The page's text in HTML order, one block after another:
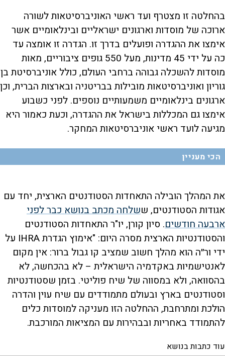
בהחלטה זו מצטרף ועד ראשי האוניברסיטאות לשורה
ארוכה של מוסדות וארגונים ישראליים ובינלאומיים אשר
אימצו את ההגדרה ופועלים בדרך זו. הגדרה זו אומצה עד
כה על ידי 45 מדינות, מעל 550 גופים ציבוריים, מאות
מוסדות להשכלה גבוהה ברחבי העולם, כולל אוניברסיטת בן
גוריון ואוניברסיטאות מובילות בבריטניה ובארצות הברית, וכן
ארגונים בינלאומיים משמעותיים נוספים. לפני כשבוע
אימצו גם המכללות בישראל את ההגדרה, וכעת כאמור היא
מגיעה לועד ראשי אוניברסיטאות המחקר.
הכי מעניין
את המהלך הובילה התאחדות הסטודנטים הארצית, יחד עם
אגודות הסטודנטים, ששלחה מכתב בנושא כבר לפני
ארבעה חודשים. סיון קורן, יו"ר התאחדות הסטודנטים
והסטודנטיות הארצית מסרה היום: "אימוץ הגדרת IHRA על
ידי ור״ה הוא מהלך חשוב שמציב קו גבול ברור: אין מקום
לאנטישמיות באקדמיה הישראלית – לא בהכחשה, לא
בהסוואה, ולא במסווה של שיח פוליטי. בזמן שסטודנטיות
וסטודנטים בארץ ובעולם מתמודדים עם שיח עוין והדרה
הולכת ומתרחבת, ההחלטה הזו מעניקה למוסדות כלים
להתמודד באחריות ובבהירות עם המציאות המורכבת.
עוד כתבות בנושא